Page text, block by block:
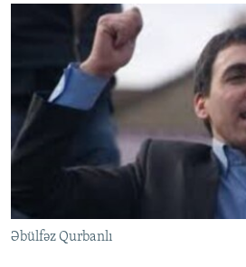
FƏRQƏ BAX
QANUNI DOĞRU
ARAŞDIRMA
MULTIMEDIA
FOTOQALEREYA
KARIKATURA
RADIO ARXIV
OXU ZALI
İSLAM VƏ DEMOKRATIYA
HAQQIMIZDA
PEŞƏ ETIKASI VƏ JURNALISTIKA
BIZI IZLƏ
Əbülfəz Qurbanlı